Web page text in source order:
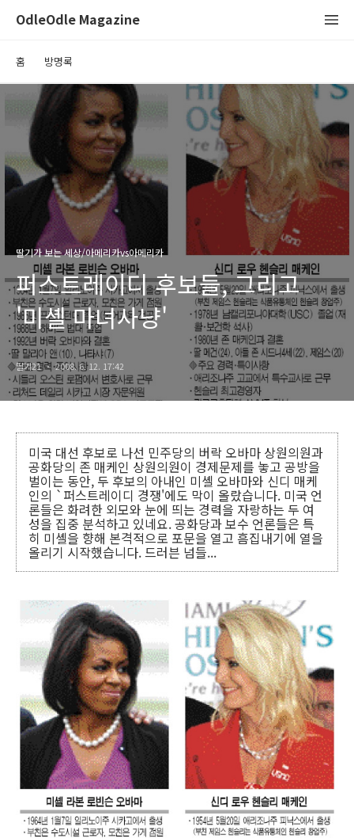
OdleOdle Magazine
홈 방명록
딸기가 보는 세상/아메리카vs아메리카
퍼스트레이디 후보들, 그리고
'미셸 마녀사냥'
딸기21 2008. 6. 12. 17:42
미국 대선 후보로 나선 민주당의 버락 오바마 상원의원과
공화당의 존 매케인 상원의원이 경제문제를 놓고 공방을
벌이는 동안, 두 후보의 아내인 미셸 오바마와 신디 매케
인의 `퍼스트레이디 경쟁'에도 막이 올랐습니다. 미국 언
론들은 화려한 외모와 눈에 띄는 경력을 자랑하는 두 여
성을 집중 분석하고 있네요. 공화당과 보수 언론들은 특
히 미셸을 향해 본격적으로 포문을 열고 흠집내기에 열을
올리기 시작했습니다. 드러븐 넘들...